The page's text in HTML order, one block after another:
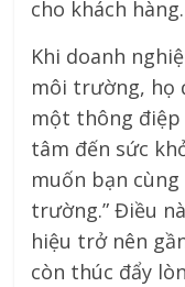
cho khách hàng.
Khi doanh
môi trường, họ
một thông điệp
tâm đến sức
muốn bạn
trường.” Điều
hiệu trở nên
còn thúc đẩy